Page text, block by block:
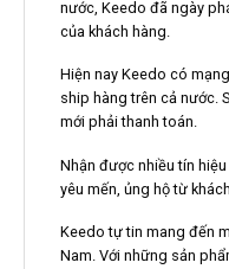
nước, Keedo đã ngày
của khách hàng.
Hiện nay Keedo có
ship hàng trên cả nước.
mới phải thanh toán.
Nhận được nhiều tín
yêu mến, ủng hộ từ
Keedo tự tin mang đến
Nam. Với những sản